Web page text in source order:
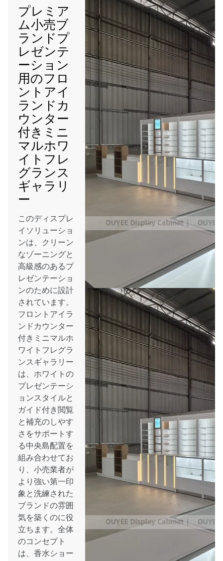
プレミア
ム小売ブ
ランドプ
レゼンテ
ーション
用のフロ
ントアイ
ランドカ
ウンター
付きミニ
マルホワ
イトフレ
グランス
ギャラリ
ー
このディスプレ
イソリューショ
ンは、クリーン
なゾーニングと
高級感のあるプ
レゼンテーショ
ンのために設計
されています。
フロントアイラ
ンドカウンター
付きミニマルホ
ワイトフレグラ
ンスギャラリー
は、ホワイトの
プレゼンテーシ
ョンスタイルと
ガイド付き閲覧
と補充のしやす
さをサポートす
る中央島配置を
組み合わせてお
り、小売業者が
より強い第一印
象と洗練された
ブランドの雰囲
気を築くのに役
立ちます。全体
のコンセプト
は、香水ショー